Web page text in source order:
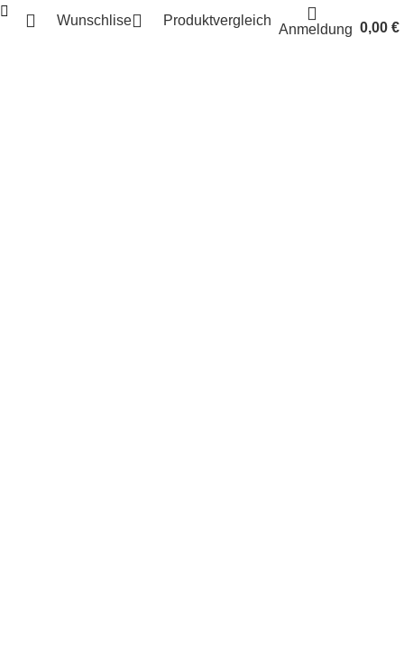
Wunschlise Produktvergleich
Anmeldung 0,00 €